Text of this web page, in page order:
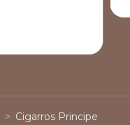
> Cigarros Principe